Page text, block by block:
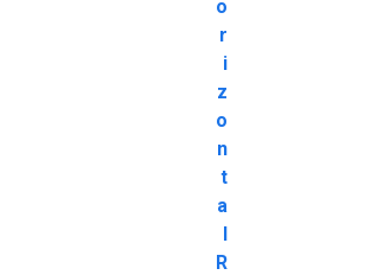
o
r
i
z
o
n
t
a
l
R